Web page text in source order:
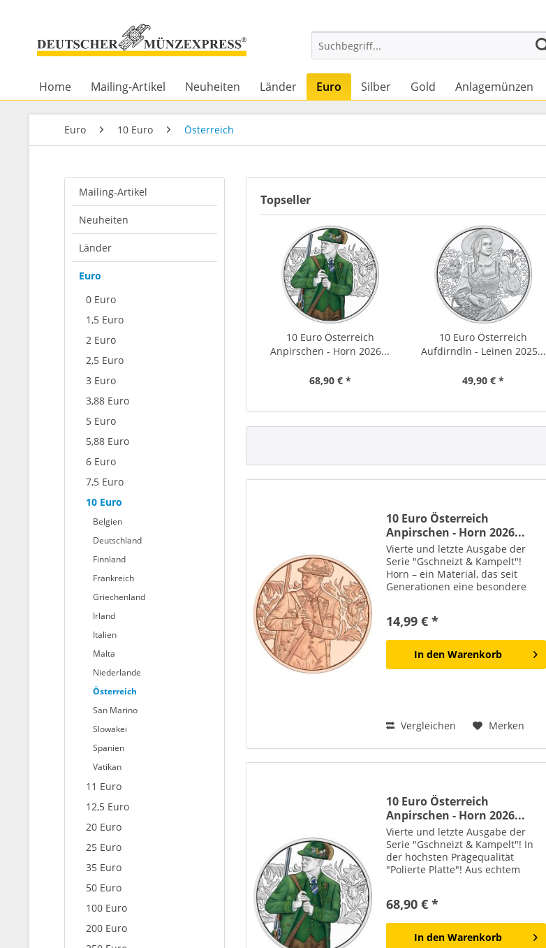
Home Mailing-Artikel Neuheiten Länder Euro Silber Gold Anlagemünzen
Euro 10 Euro Österreich
Mailing-Artikel
Neuheiten
Länder
Euro
0 Euro
1,5 Euro
2 Euro
2,5 Euro
3 Euro
3,88 Euro
5 Euro
5,88 Euro
6 Euro
7,5 Euro
10 Euro
Belgien
Deutschland
Finnland
Frankreich
Griechenland
Irland
Italien
Malta
Niederlande
Österreich
San Marino
Slowakei
Spanien
Vatikan
11 Euro
12,5 Euro
20 Euro
25 Euro
35 Euro
50 Euro
100 Euro
200 Euro
Topseller
10 Euro Österreich
Anpirschen - Horn 2026...
68,90 € *
10 Euro Österreich
Aufdirndln - Leinen 2025...
49,90 € *
10 Euro Österreich
Anpirschen - Horn 2026...
Vierte und letzte Ausgabe der
Serie "Gschneizt & Kampelt"!
Horn – ein Material, das seit
Generationen eine besondere
hat. Als einer der
ursprünglichsten Werkstoffe
symbolisiert es die enge...
14,99 € *
In den Warenkorb
Vergleichen Merken
10 Euro Österreich
Anpirschen - Horn 2026...
Vierte und letzte Ausgabe der
Serie "Gschneizt & Kampelt"! In
der höchsten Prägequalität
"Polierte Platte"! Aus echtem
Echtheitszertifikat! Horn – ein
68,90 € *
In den Warenkorb